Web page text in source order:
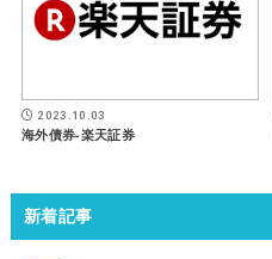
2023.10.03
海外債券-楽天証券
新着記事